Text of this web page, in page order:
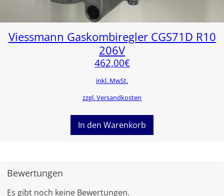
Viessmann Gaskombiregler CGS71D R10
206V
462,00€
inkl. MwSt.
zzgl. Versandkosten
In den Warenkorb
Bewertungen
Es gibt noch keine Bewertungen.